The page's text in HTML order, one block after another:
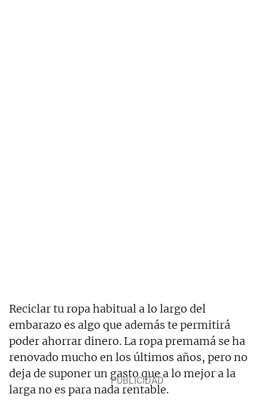
Reciclar tu ropa habitual a lo largo del
embarazo es algo que además te permitirá
poder ahorrar dinero. La ropa premamá se ha
renovado mucho en los últimos años, pero no
deja de suponer un gasto que a lo mejor a la
larga no es para nada rentable.